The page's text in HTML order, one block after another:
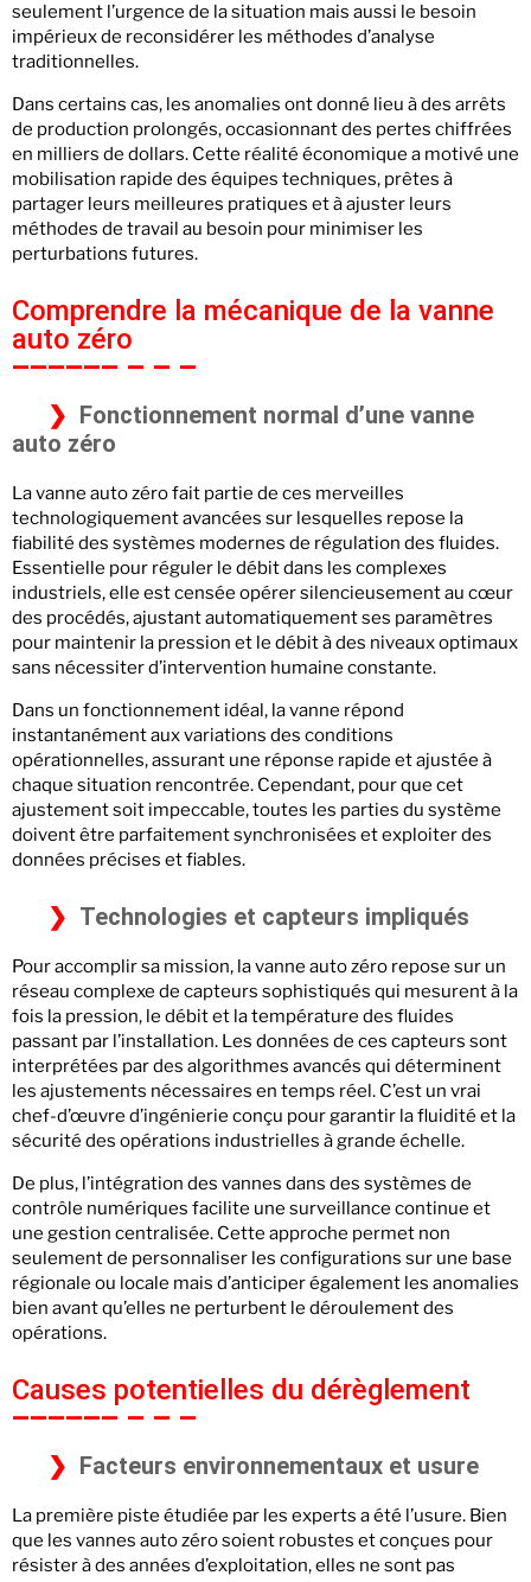
seulement l’urgence de la situation mais aussi le besoin
impérieux de reconsidérer les méthodes d’analyse
traditionnelles.
Dans certains cas, les anomalies ont donné lieu à des arrêts
de production prolongés, occasionnant des pertes chiffrées
en milliers de dollars. Cette réalité économique a motivé une
mobilisation rapide des équipes techniques, prêtes à
partager leurs meilleures pratiques et à ajuster leurs
méthodes de travail au besoin pour minimiser les
perturbations futures.
Comprendre la mécanique de la vanne
auto zéro
Fonctionnement normal d’une vanne
auto zéro
La vanne auto zéro fait partie de ces merveilles
technologiquement avancées sur lesquelles repose la
fiabilité des systèmes modernes de régulation des fluides.
Essentielle pour réguler le débit dans les complexes
industriels, elle est censée opérer silencieusement au cœur
des procédés, ajustant automatiquement ses paramètres
pour maintenir la pression et le débit à des niveaux optimaux
sans nécessiter d’intervention humaine constante.
Dans un fonctionnement idéal, la vanne répond
instantanément aux variations des conditions
opérationnelles, assurant une réponse rapide et ajustée à
chaque situation rencontrée. Cependant, pour que cet
ajustement soit impeccable, toutes les parties du système
doivent être parfaitement synchronisées et exploiter des
données précises et fiables.
Technologies et capteurs impliqués
Pour accomplir sa mission, la vanne auto zéro repose sur un
réseau complexe de capteurs sophistiqués qui mesurent à la
fois la pression, le débit et la température des fluides
passant par l’installation. Les données de ces capteurs sont
interprétées par des algorithmes avancés qui déterminent
les ajustements nécessaires en temps réel. C’est un vrai
chef-d’œuvre d’ingénierie conçu pour garantir la fluidité et la
sécurité des opérations industrielles à grande échelle.
De plus, l’intégration des vannes dans des systèmes de
contrôle numériques facilite une surveillance continue et
une gestion centralisée. Cette approche permet non
seulement de personnaliser les configurations sur une base
régionale ou locale mais d’anticiper également les anomalies
bien avant qu’elles ne perturbent le déroulement des
opérations.
Causes potentielles du dérèglement
Facteurs environnementaux et usure
La première piste étudiée par les experts a été l’usure. Bien
que les vannes auto zéro soient robustes et conçues pour
résister à des années d’exploitation, elles ne sont pas